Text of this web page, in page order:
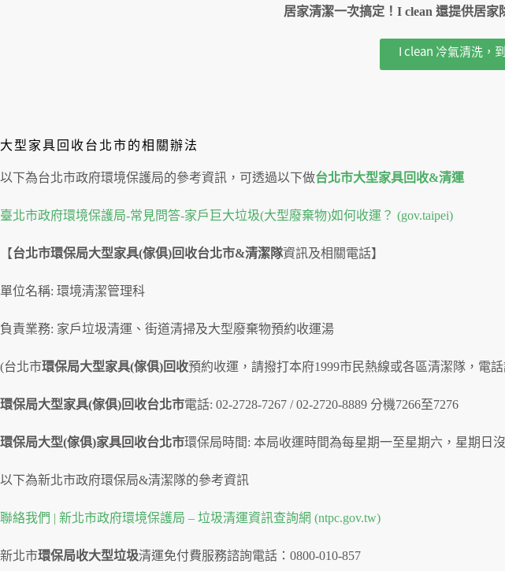
居家清潔一次搞定！I clean 還提供居
I clean 冷氣清洗，
大型家具回收台北市的相關辦法
以下為台北市政府環境保護局的參考資訊，可透過以下做台北市大型家具回收&清運
臺北市政府環境保護局-常見問答-家戶巨大垃圾(大型廢棄物)如何收運？ (gov.taipei)
【台北市環保局大型家具(傢俱)回收台北市&清潔隊資訊及相關電話】
單位名稱: 環境清潔管理科
負責業務: 家戶垃圾清運、街道清掃及大型廢棄物預約收運湯
(台北市環保局大型家具(傢俱)回收預約收運，請撥打本府1999市民熱線或各區清潔隊，電
環保局大型家具(傢俱)回收台北市電話: 02-2728-7267 / 02-2720-8889 分機7266至7276
環保局大型(傢俱)家具回收台北市環保局時間: 本局收運時間為每星期一至星期六，星期日
以下為新北市政府環保局&清潔隊的參考資訊
聯絡我們 | 新北市政府環境保護局 – 垃圾清運資訊查詢網 (ntpc.gov.tw)
新北市環保局收大型垃圾清運免付費服務諮詢電話：0800-010-857